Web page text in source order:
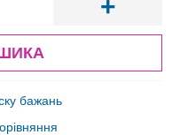
+
бажань